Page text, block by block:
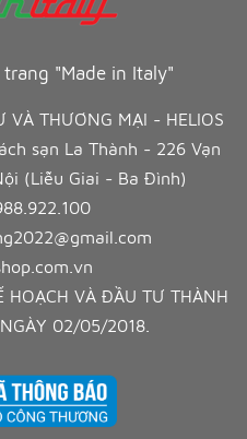
"Made in Italy"
VÀ THƯƠNG MẠI - HELIOS
sạn La Thành - 226 Vạn
(Liễu Giai - Ba Đình)
HOẠCH VÀ ĐẦU TƯ THÀNH
02/05/2018.